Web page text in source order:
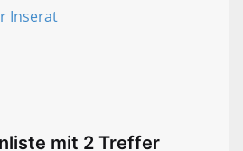
mit 2 Treffer